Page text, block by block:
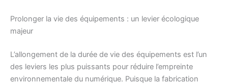
Prolonger la vie des équipements : un levier écologique
majeur
L’allongement de la durée de vie des équipements est l’un
des leviers les plus puissants pour réduire l’empreinte
environnementale du numérique. Puisque la fabrication